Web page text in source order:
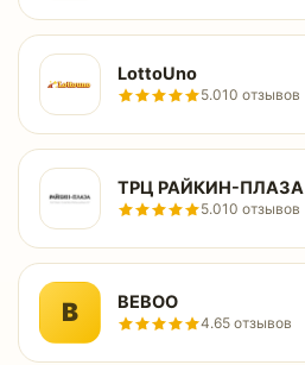
LottoUno
5.010 отзывов
ТРЦ РАЙКИН-ПЛАЗА
5.010 отзывов
B BEBOO
4.65 отзывов